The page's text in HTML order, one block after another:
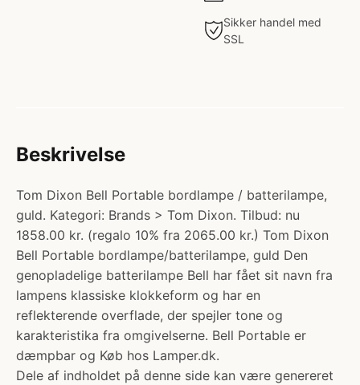
Sikker handel med
SSL
Beskrivelse
Tom Dixon Bell Portable bordlampe / batterilampe,
guld. Kategori: Brands > Tom Dixon. Tilbud: nu
1858.00 kr. (regalo 10% fra 2065.00 kr.) Tom Dixon
Bell Portable bordlampe/batterilampe, guld Den
genopladelige batterilampe Bell har fået sit navn fra
lampens klassiske klokkeform og har en
reflekterende overflade, der spejler tone og
karakteristika fra omgivelserne. Bell Portable er
dæmpbar og Køb hos Lamper.dk.
Dele af indholdet på denne side kan være genereret